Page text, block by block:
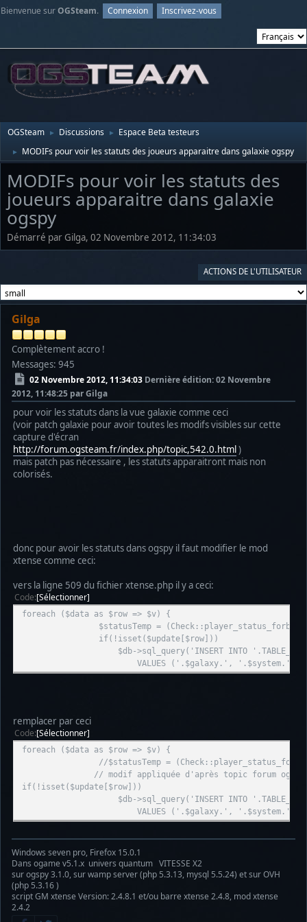
Bienvenue surOGSteam. Connexion Inscrivez-vous
OGSteam ► Discussions ► Espace Beta testeurs
► MODIFs pour voir les statuts des joueurs apparaitre dans galaxie ogspy
MODIFs pour voir les statuts des
joueurs apparaitre dans galaxie
ogspy
Démarré par Gilga, 02 Novembre 2012, 11:34:03
ACTIONS DE L'UTILISATEUR
Gilga
Complètement accro !
Messages: 945
02 Novembre 2012, 11:34:03 Dernière édition: 02 Novembre
2012, 11:48:25 par Gilga
pour voir les statuts dans la vue galaxie comme ceci
(voir patch galaxie pour avoir toutes les modifs visibles sur cette
capture d'écran
http://forum.ogsteam.fr/index.php/topic,542.0.html)
mais patch pas nécessaire , les statuts apparaitront mais non
colorisés.
donc pour avoir les statuts dans ogspy il faut modifier le mod
xtense comme ceci:
vers la ligne 509 du fichier xtense.php il y a ceci:
Code Sélectionner
foreach ($data as $row => $v) {
$statusTemp =
if(!isset($update[$row]))
$db->sql_query('INSERT INTO
VALUES ('.$galaxy.', '.$system.', '.$row.',
remplacer par ceci
Code Sélectionner
foreach ($data as $row => $v) {
//$statusTemp =
// modif appliquée d'après topic forum ogsteam
if(!isset($update[$row]))
$db->sql_query('INSERT INTO
VALUES ('.$galaxy.', '.$system.', '.$row.',
Windows seven pro, Firefox 15.0.1
Dans ogame v5.1.x univers quantum VITESSE X2
sur ogspy 3.1.0, sur wamp server (php 5.3.13, mysql 5.5.24) et sur OVH
(php 5.3.16 )
script GM xtense Version: 2.4.8.1 et/ou barre xtense 2.4.8, mod xtense
2.4.2